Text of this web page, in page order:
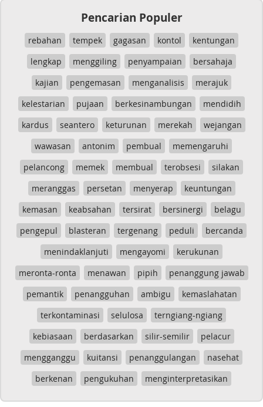
Pencarian Populer
rebahan tempek gagasan kontol
kentungan
lengkap
menggiling penyampaian
bersahaja
kajian
pengemasan menganalisis
merajuk
kelestarian
pujaan berkesinambungan
mendidih
kardus
seantero keturunan merekah
wejangan
wawasan
antonim pembual
memengaruhi
pelancong
memek membual terobsesi
silakan
meranggas
persetan menyerap
keuntungan
kemasan
keabsahan tersirat bersinergi
belagu
pengepul
blasteran tergenang peduli
bercanda
menindaklanjuti
mengayomi
kerukunan
meronta-ronta
menawan pipih
penanggung jawab
pemantik
penangguhan ambigu
kemaslahatan
terkontaminasi
selulosa
terngiang-ngiang
kebiasaan
berdasarkan silir-semilir
pelacur
mengganggu
kuitansi penanggulangan
nasehat
berkenan
pengukuhan menginterpretasikan